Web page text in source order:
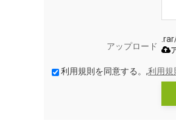
アップロード
利用規則を同意する。,利用規